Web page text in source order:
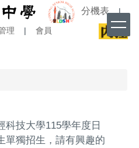
分機表 |
理 會員
科技大學115學年度日
單獨招生，請有興趣的